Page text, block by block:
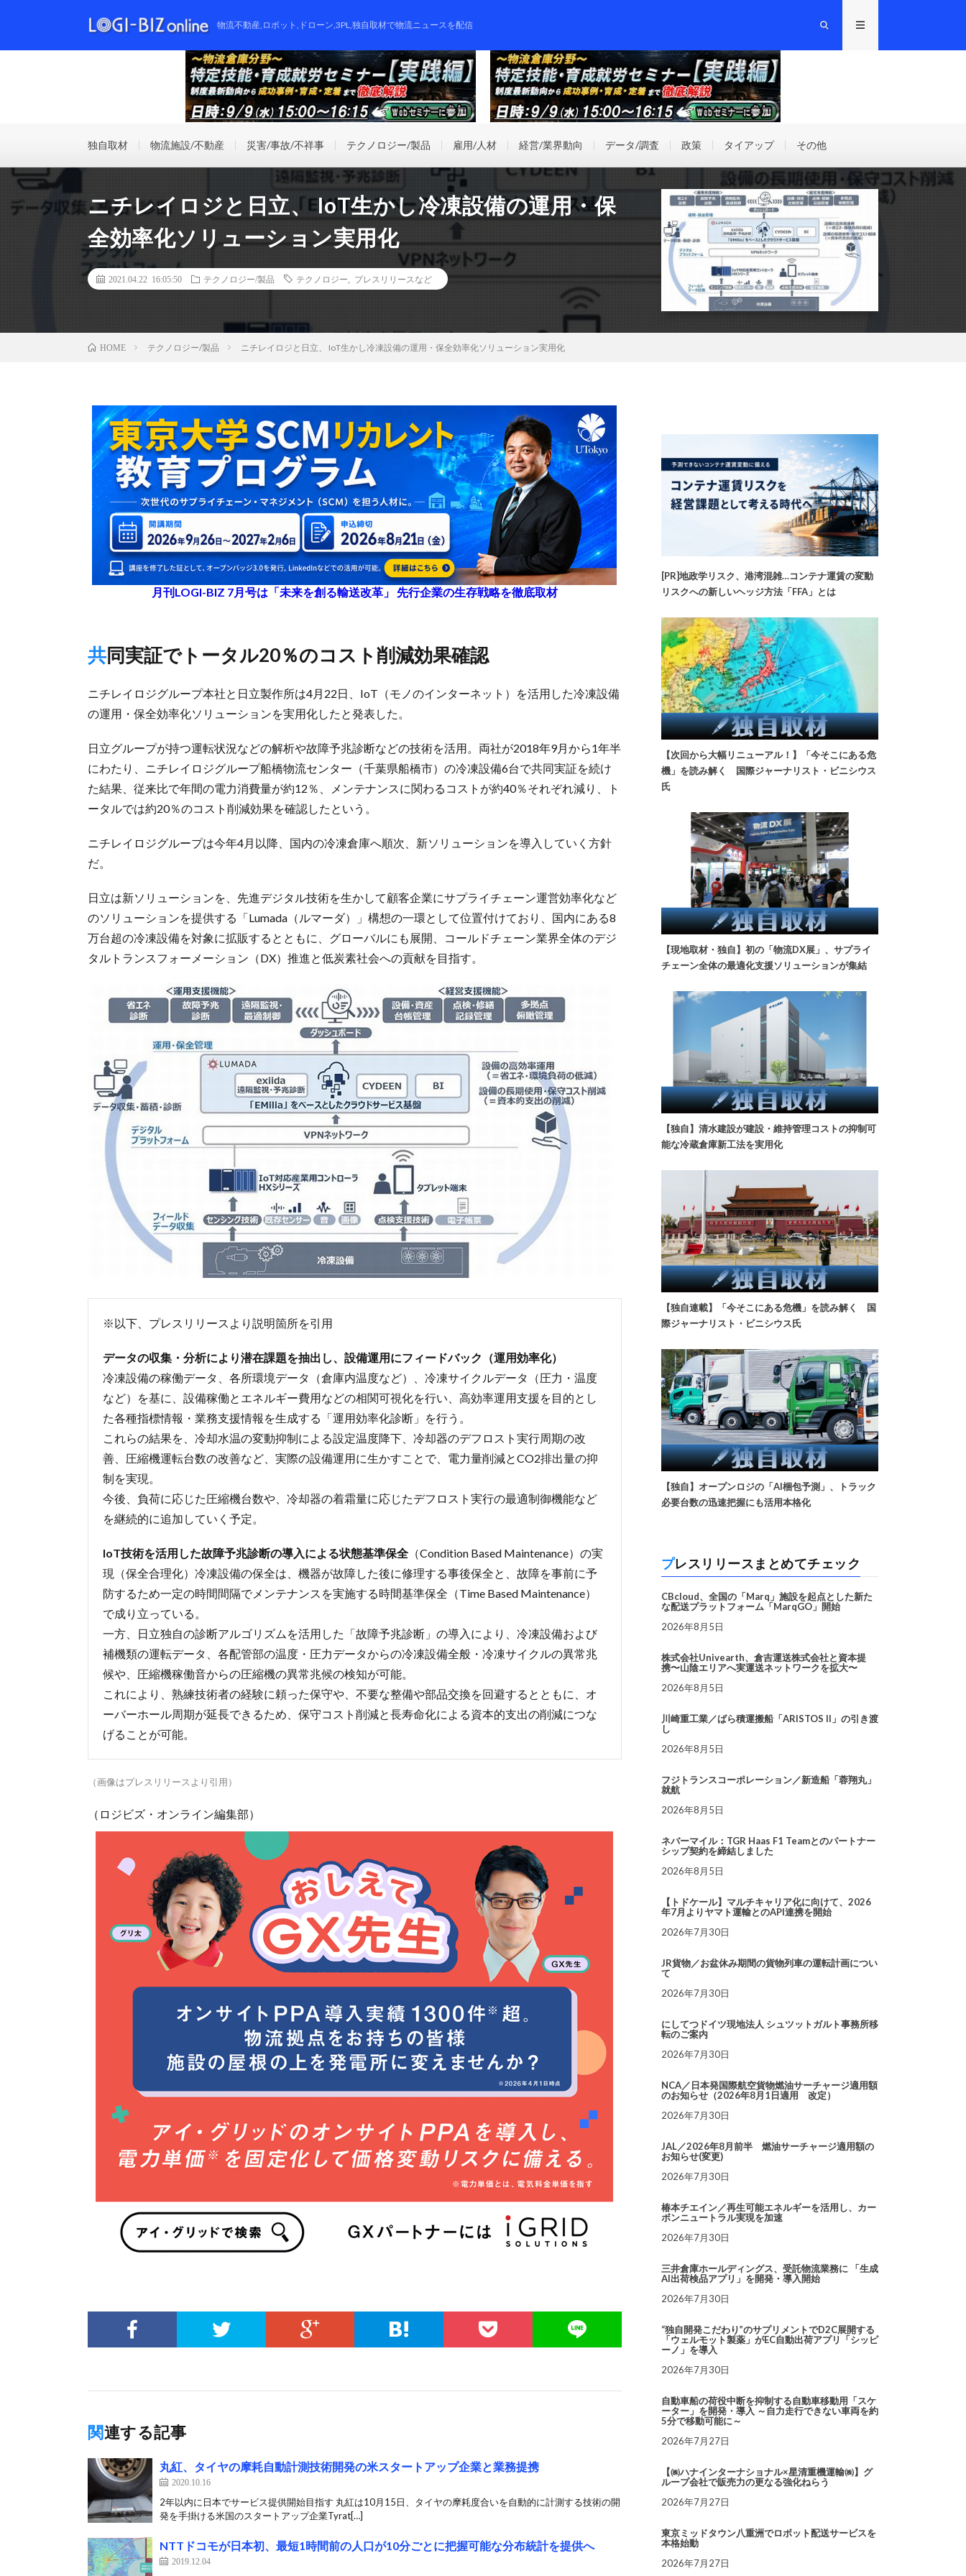
物流不動産,ロボット,ドローン,3PL,独自取材で物流ニュースを配信
独自取材 物流施設/不動産 災害/事故/不祥事 テクノロジー/製品 雇用/人材 経営/業界動向 データ/調査 政策 タイアップ その他
ニチレイロジと日立、 IoT生かし冷凍設備の運用・保
全効率化ソリューション実用化
2021.04.22 16:05:50 テクノロジー/製品 テクノロジー プレスリリースなど
HOME テクノロジー/製品 ニチレイロジと日立、 IoT生かし冷凍設備の運用・保全効率化ソリューション実用化
月刊LOGI-BIZ 7月号は「未来を創る輸送改革」 先行企業の生存戦略を徹底取材
共同実証でトータル20％のコスト削減効果確認
ニチレイロジグループ本社と日立製作所は4月22日、IoT（モノのインターネット）を活用した冷凍設備
の運用・保全効率化ソリューションを実用化したと発表した。
日立グループが持つ運転状況などの解析や故障予兆診断などの技術を活用。両社が2018年9月から1年半
にわたり、ニチレイロジグループ船橋物流センター（千葉県船橋市）の冷凍設備6台で共同実証を続け
た結果、従来比で年間の電力消費量が約12％、メンテナンスに関わるコストが約40％それぞれ減り、ト
ータルでは約20％のコスト削減効果を確認したという。
ニチレイロジグループは今年4月以降、国内の冷凍倉庫へ順次、新ソリューションを導入していく方針
だ。
日立は新ソリューションを、先進デジタル技術を生かして顧客企業にサプライチェーン運営効率化など
のソリューションを提供する「Lumada（ルマーダ）」構想の一環として位置付けており、国内にある8
万台超の冷凍設備を対象に拡販するとともに、グローバルにも展開、コールドチェーン業界全体のデジ
タルトランスフォーメーション（DX）推進と低炭素社会への貢献を目指す。
※以下、プレスリリースより説明箇所を引用
データの収集・分析により潜在課題を抽出し、設備運用にフィードバック（運用効率化）
冷凍設備の稼働データ、各所環境データ（倉庫内温度など）、冷凍サイクルデータ（圧力・温度
など）を基に、設備稼働とエネルギー費用などの相関可視化を行い、高効率運用支援を目的とし
た各種指標情報・業務支援情報を生成する「運用効率化診断」を行う。
これらの結果を、冷却水温の変動抑制による設定温度降下、冷却器のデフロスト実行周期の改
善、圧縮機運転台数の改善など、実際の設備運用に生かすことで、電力量削減とCO2排出量の抑
制を実現。
今後、負荷に応じた圧縮機台数や、冷却器の着霜量に応じたデフロスト実行の最適制御機能など
を継続的に追加していく予定。
IoT技術を活用した故障予兆診断の導入による状態基準保全 （Condition Based Maintenance）の実
現（保全合理化）冷凍設備の保全は、機器が故障した後に修理する事後保全と、故障を事前に予
防するため一定の時間間隔でメンテナンスを実施する時間基準保全（Time Based Maintenance）
で成り立っている。
一方、日立独自の診断アルゴリズムを活用した「故障予兆診断」の導入により、冷凍設備および
補機類の運転データ、各配管部の温度・圧力データからの冷凍設備全般・冷凍サイクルの異常兆
候や、圧縮機稼働音からの圧縮機の異常兆候の検知が可能。
これにより、熟練技術者の経験に頼った保守や、不要な整備や部品交換を回避するとともに、オ
ーバーホール周期が延長できるため、保守コスト削減と長寿命化による資本的支出の削減につな
げることが可能。
（画像はプレスリリースより引用）
（ロジビズ・オンライン編集部）
関連する記事
丸紅、タイヤの摩耗自動計測技術開発の米スタートアップ企業と業務提携
2020.10.16
2年以内に日本でサービス提供開始目指す 丸紅は10月15日、タイヤの摩耗度合いを自動的に計測する技術の開
発を手掛ける米国のスタートアップ企業Tyrat[…]
NTTドコモが日本初、最短1時間前の人口が10分ごとに把握可能な分布統計を提供へ
2019.12.04
[PR]地政学リスク、港湾混雑…コンテナ運賃の変動
リスクへの新しいヘッジ方法「FFA」とは
【次回から大幅リニューアル！】「今そこにある危
機」を読み解く 国際ジャーナリスト・ビニシウス
氏
【現地取材・独自】初の「物流DX展」、サプライ
チェーン全体の最適化支援ソリューションが集結
【独自】清水建設が建設・維持管理コストの抑制可
能な冷蔵倉庫新工法を実用化
【独自連載】「今そこにある危機」を読み解く 国
際ジャーナリスト・ビニシウス氏
【独自】オープンロジの「AI梱包予測」、トラック
必要台数の迅速把握にも活用本格化
プレスリリースまとめてチェック
CBcloud、全国の「Marq」施設を起点とした新た
な配送プラットフォーム「MarqGO」開始
2026年8月5日
株式会社Univearth、倉吉運送株式会社と資本提
携〜山陰エリアへ実運送ネットワークを拡大〜
2026年8月5日
川崎重工業／ばら積運搬船「ARISTOS II」の引き渡
し
2026年8月5日
フジトランスコーポレーション／新造船「蓉翔丸」
就航
2026年8月5日
ネバーマイル：TGR Haas F1 Teamとのパートナー
シップ契約を締結しました
2026年8月5日
【トドケール】マルチキャリア化に向けて、2026
年7月よりヤマト運輸とのAPI連携を開始
2026年7月30日
JR貨物／お盆休み期間の貨物列車の運転計画につい
て
2026年7月30日
にしてつドイツ現地法人 シュツットガルト事務所移
転のご案内
2026年7月30日
NCA／日本発国際航空貨物燃油サーチャージ適用額
のお知らせ（2026年8月1日適用 改定）
2026年7月30日
JAL／2026年8月前半 燃油サーチャージ適用額の
お知らせ(変更)
2026年7月30日
椿本チエイン／再生可能エネルギーを活用し、カー
ボンニュートラル実現を加速
2026年7月30日
三井倉庫ホールディングス、受託物流業務に 「生成
AI出荷検品アプリ」を開発・導入開始
2026年7月30日
“独自開発こだわり”のサプリメントでD2C展開する
「ウェルモット製薬」がEC自動出荷アプリ「シッピ
ーノ」を導入
2026年7月30日
自動車船の荷役中断を抑制する自動車移動用「スケ
ーター」を開発・導入 ～自力走行できない車両を約
5分で移動可能に～
2026年7月27日
【㈱ハナインターナショナル×星清重機運輸㈱】グ
ループ会社で販売力の更なる強化ねらう
2026年7月27日
東京ミッドタウン八重洲でロボット配送サービスを
本格始動
2026年7月27日